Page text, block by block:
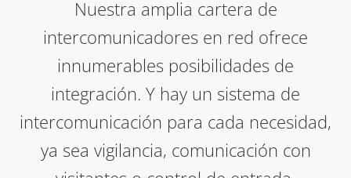
Nuestra amplia cartera de
intercomunicadores en red ofrece
innumerables posibilidades de
integración. Y hay un sistema de
intercomunicación para cada necesidad,
ya sea vigilancia, comunicación con